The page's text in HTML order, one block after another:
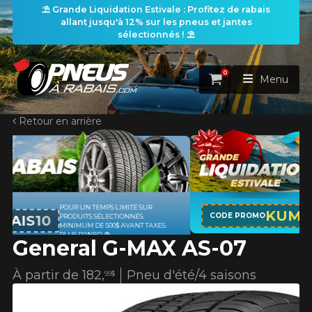
⛱️ Grande Liquidation Estivale : Profitez de rabais
allant jusqu'à 12% sur les pneus et jantes
sélectionnés ! ⛱️
ACCUEIL
PNEUS
RECHERCHE DE PNEUS VOIR TOUT
Rechercher par
Par dimensions Par véhicule
Recherche par dimensions
ROUES
RECHERCHE DE ROUES VOIR TOUT
Par dimensions
ENSEMBLES
RECHERCHE D'ENSEMBLES
PROMOTIONS
Panier
0
Menu
Retour en arrière
General G-MAX AS-07
Pneu d'été/4 saisons
À partir de182,99$
CODE PROMOKUMHO12
APPLICABLE SUR TOUT ACHAT DE 4
PNEUS DE MARQUE KUMHO* PLUS
D'INFO